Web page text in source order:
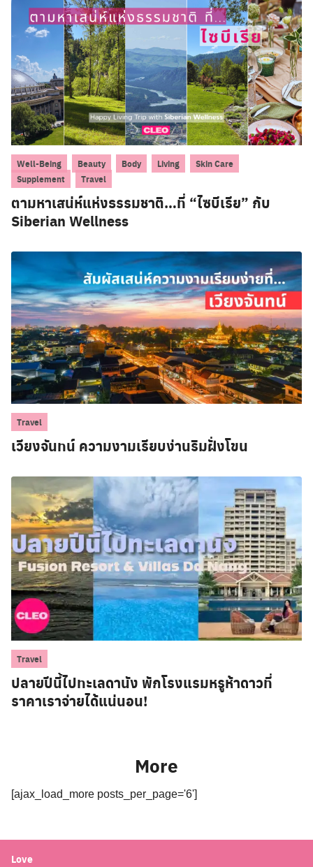
Well-Being Beauty Body Living Skin Care
Supplement Travel
ตามหาเสน่ห์แห่งธรรมชาติ…ที่ “ไซบีเรีย” กับ
Siberian Wellness
Travel
เวียงจันทน์ ความงามเรียบง่านริมฝั่งโขน
Travel
ปลายปีนี้ไปทะเลดานัง พักโรงแรมหรูห้าดาวที่
ราคาเราจ่ายได้แน่นอน!
More
[ajax_load_more posts_per_page='6']
Love